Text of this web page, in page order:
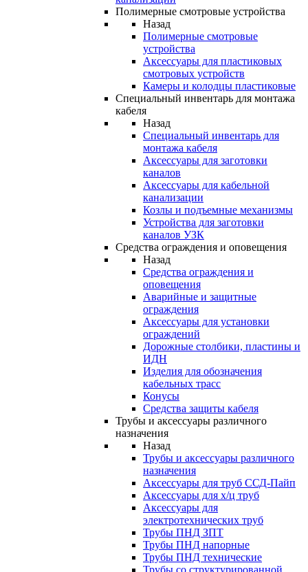
Полимерные смотровые устройства
Назад
Полимерные смотровые
устройства
Аксессуары для пластиковых
смотровых устройств
Камеры и колодцы пластиковые
Специальный инвентарь для монтажа
кабеля
Назад
Специальный инвентарь для
монтажа кабеля
Аксессуары для заготовки
каналов
Аксессуары для кабельной
канализации
Козлы и подъемные механизмы
Устройства для заготовки
каналов УЗК
Средства ограждения и оповещения
Назад
Средства ограждения и
оповещения
Аварийные и защитные
ограждения
Аксессуары для установки
ограждений
Дорожные столбики, пластины и
ИДН
Изделия для обозначения
кабельных трасс
Конусы
Средства защиты кабеля
Трубы и аксессуары различного
назначения
Назад
Трубы и аксессуары различного
назначения
Аксессуары для труб ССД-Пайп
Аксессуары для х/ц труб
Аксессуары для
электротехнических труб
Трубы ПНД ЗПТ
Трубы ПНД напорные
Трубы ПНД технические
Трубы со структурированной